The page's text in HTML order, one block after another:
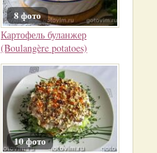
8 фото
Картофель буланжер
(Boulangère potatoes)
10 фото